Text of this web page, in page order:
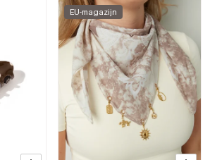
EU-magazijn